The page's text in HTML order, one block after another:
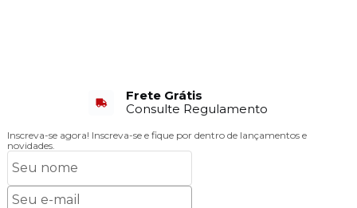
Frete Grátis
Consulte Regulamento
Inscreva-se agora! Inscreva-se e fique por dentro de lançamentos e
novidades.